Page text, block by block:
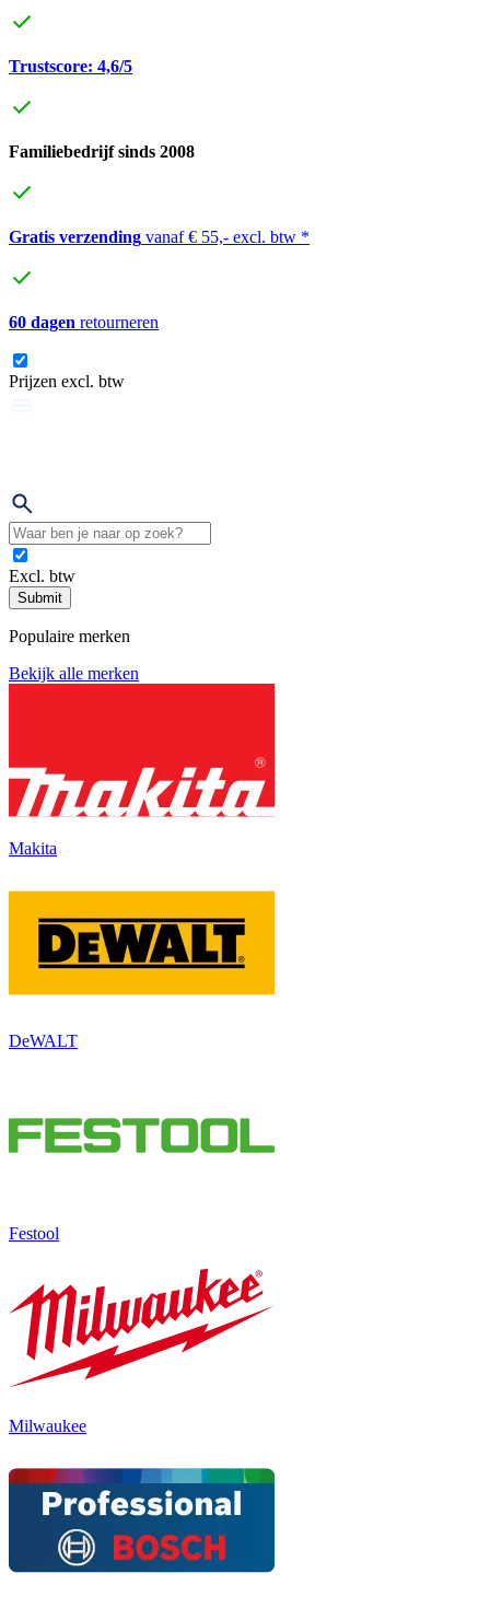
Trustscore: 4,6/5
Familiebedrijf sinds 2008
Gratis verzending vanaf € 55,- excl. btw *
60 dagen retourneren
Prijzen excl. btw
Excl. btw
Submit
Populaire merken
Bekijk alle merken
Makita
DeWALT
Festool
Milwaukee